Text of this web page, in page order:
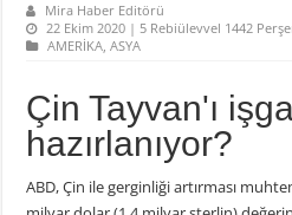
Mira Haber Editörü
22 Ekim 2020 | 5 Rebiülevvel 1442
AMERİKA,ASYA
Çin Tayvan'ı
hazırlanıyor?
ABD, Çin ile gerginliği artırması